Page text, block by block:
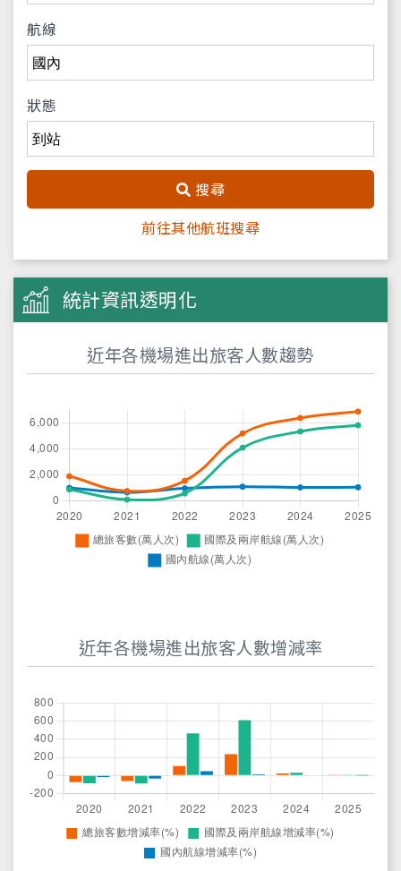
航線
狀態
搜尋
前往其他航班搜尋
統計資訊透明化
近年各機場進出旅客人數趨勢
近年各機場進出旅客人數增減率